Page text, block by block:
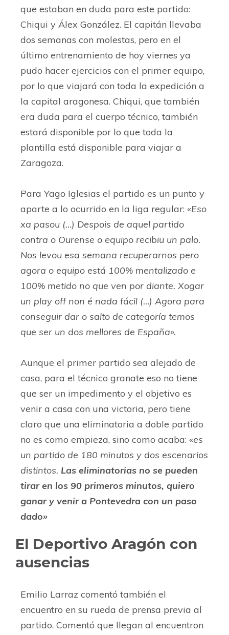
que estaban en duda para este partido:
Chiqui y Álex González. El capitán llevaba
dos semanas con molestas, pero en el
último entrenamiento de hoy viernes ya
pudo hacer ejercicios con el primer equipo,
por lo que viajará con toda la expedición a
la capital aragonesa. Chiqui, que también
era duda para el cuerpo técnico, también
estará disponible por lo que toda la
plantilla está disponible para viajar a
Zaragoza.
Para Yago Iglesias el partido es un punto y
aparte a lo ocurrido en la liga regular: «Eso
xa pasou (…) Despois de aquel partido
contra o Ourense o equipo recibiu un palo.
Nos levou esa semana recuperarnos pero
agora o equipo está 100% mentalizado e
100% metido no que ven por diante. Xogar
un play off non é nada fácil (…) Agora para
conseguir dar o salto de categoría temos
que ser un dos mellores de España».
Aunque el primer partido sea alejado de
casa, para el técnico granate eso no tiene
que ser un impedimento y el objetivo es
venir a casa con una victoria, pero tiene
claro que una eliminatoria a doble partido
no es como empieza, sino como acaba: «es
un partido de 180 minutos y dos escenarios
distintos. Las eliminatorias no se pueden
tirar en los 90 primeros minutos, quiero
ganar y venir a Pontevedra con un paso
dado»
El Deportivo Aragón con
ausencias
Emilio Larraz comentó también el
encuentro en su rueda de prensa previa al
partido. Comentó que llegan al encuentron